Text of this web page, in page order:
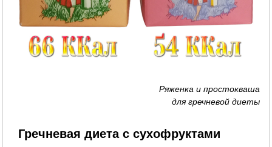
Ряженка и простокваша
для гречневой диеты
Гречневая диета с сухофруктами